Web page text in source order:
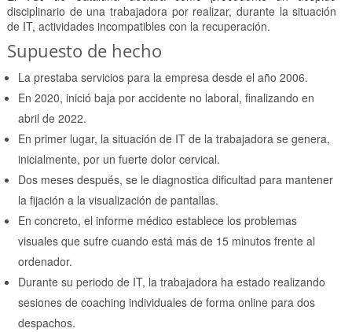
disciplinario de una trabajadora por realizar, durante la situación
de IT, actividades incompatibles con la recuperación.
Supuesto de hecho
La prestaba servicios para la empresa desde el año 2006.
En 2020, inició baja por accidente no laboral, finalizando en
abril de 2022.
En primer lugar, la situación de IT de la trabajadora se genera,
inicialmente, por un fuerte dolor cervical.
Dos meses después, se le diagnostica dificultad para mantener
la fijación a la visualización de pantallas.
En concreto, el informe médico establece los problemas
visuales que sufre cuando está más de 15 minutos frente al
ordenador.
Durante su periodo de IT, la trabajadora ha estado realizando
sesiones de coaching individuales de forma online para dos
despachos.